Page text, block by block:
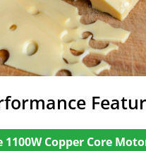
1100W Copper Core